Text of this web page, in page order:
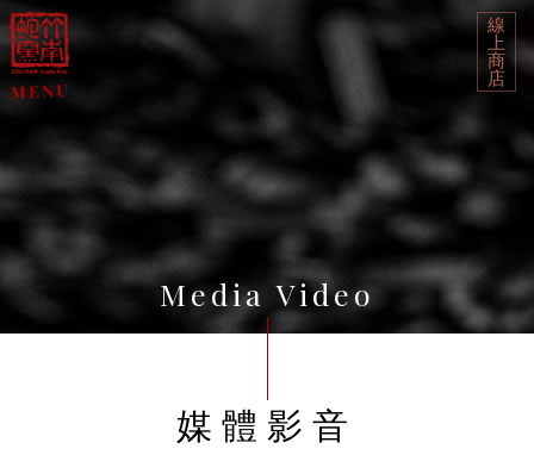
線
上
商
店
Media Video
媒體影音